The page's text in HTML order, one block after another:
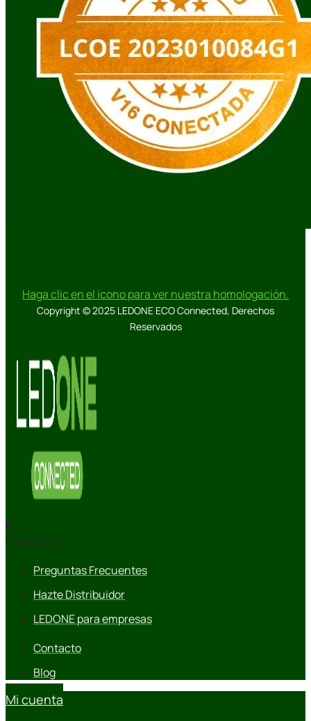
Haga clic en el icono para ver nuestra homologación.
Copyright © 2025 LEDONE ECO Connected, Derechos
Reservados
Productos
Preguntas Frecuentes
Hazte Distribuidor
LEDONE para empresas
Contacto
Blog
Mi cuenta